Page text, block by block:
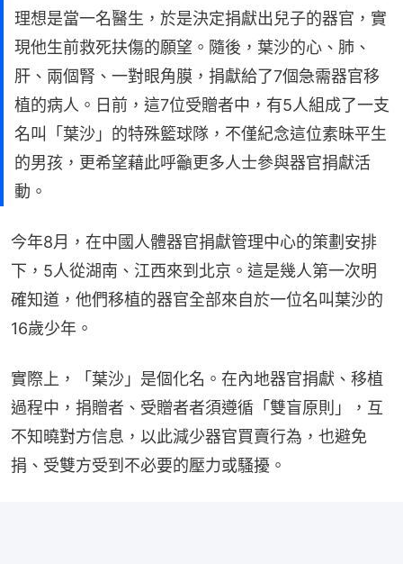
理想是當一名醫生，於是決定捐獻出兒子的器官，實
現他生前救死扶傷的願望。隨後，葉沙的心、肺、
肝、兩個腎、一對眼角膜，捐獻給了7個急需器官移
植的病人。日前，這7位受贈者中，有5人組成了一支
名叫「葉沙」的特殊籃球隊，不僅紀念這位素昧平生
的男孩，更希望藉此呼籲更多人士參與器官捐獻活
動。
今年8月，在中國人體器官捐獻管理中心的策劃安排
下，5人從湖南、江西來到北京。這是幾人第一次明
確知道，他們移植的器官全部來自於一位名叫葉沙的
16歲少年。
實際上，「葉沙」是個化名。在內地器官捐獻、移植
過程中，捐贈者、受贈者者須遵循「雙盲原則」，互
不知曉對方信息，以此減少器官買賣行為，也避免
捐、受雙方受到不必要的壓力或騷擾。